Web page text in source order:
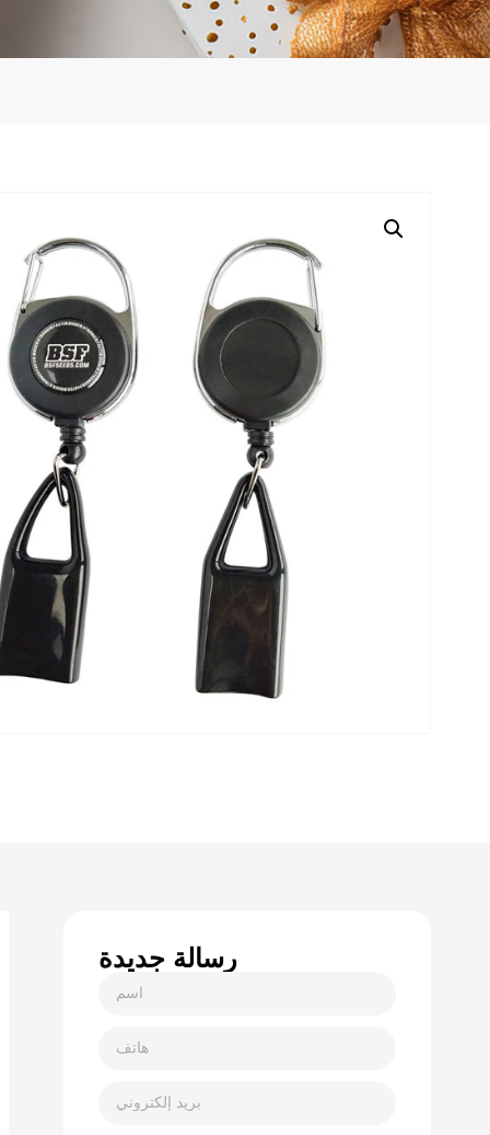
رسالة جديدة